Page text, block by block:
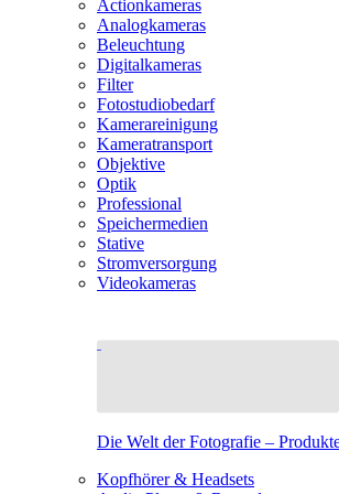
Actionkameras
Analogkameras
Beleuchtung
Digitalkameras
Filter
Fotostudiobedarf
Kamerareinigung
Kameratransport
Objektive
Optik
Professional
Speichermedien
Stative
Stromversorgung
Videokameras
Die Welt der Fotografie –
Kopfhörer & Headsets